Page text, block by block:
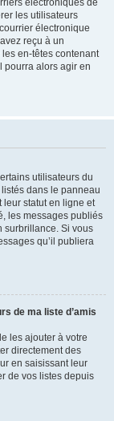
électroniques de
les utilisateurs
électronique
reçu à un
en-têtes contenant
pourra alors agir en
utilisateurs du
dans le panneau
leur statut en ligne et
les messages publiés
surbrillance. Si vous
qu’il publiera
de ma liste d’amis
les ajouter à votre
directement des
en saisissant leur
de vos listes depuis